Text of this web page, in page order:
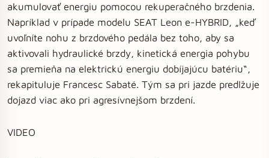
akumulovať energiu pomocou rekuperačného brzdenia.
Napríklad v prípade modelu SEAT Leon e-HYBRID, „keď
uvoľníte nohu z brzdového pedála bez toho, aby sa
aktivovali hydraulické brzdy, kinetická energia pohybu
sa premieňa na elektrickú energiu dobíjajúcu batériu“,
rekapituluje Francesc Sabaté. Tým sa pri jazde predlžuje
dojazd viac ako pri agresívnejšom brzdení.
VIDEO